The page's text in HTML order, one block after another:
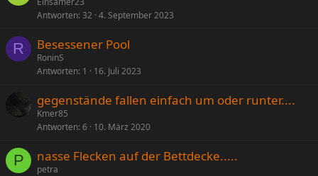
Antworten 32 4. September 2023
R Besessener Pool
RoninS
Antworten 1 16. Juli 2023
gegenstände fallen einfach um oder runter....
Kmer85
Antworten 6 10. März 2020
P nasse Flecken auf der Bettdecke.....
petra